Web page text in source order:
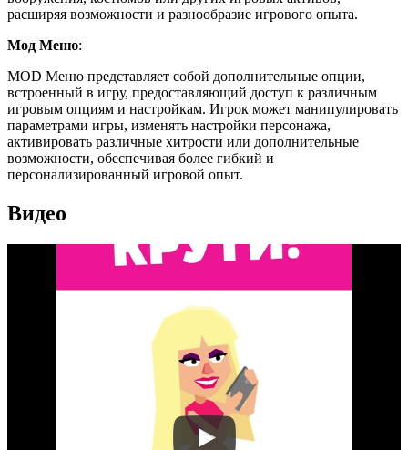
расширяя возможности и разнообразие игрового опыта.
Мод Меню:
MOD Меню представляет собой дополнительные опции,
встроенный в игру, предоставляющий доступ к различным
игровым опциям и настройкам. Игрок может манипулировать
параметрами игры, изменять настройки персонажа,
активировать различные хитрости или дополнительные
возможности, обеспечивая более гибкий и
персонализированный игровой опыт.
Видео